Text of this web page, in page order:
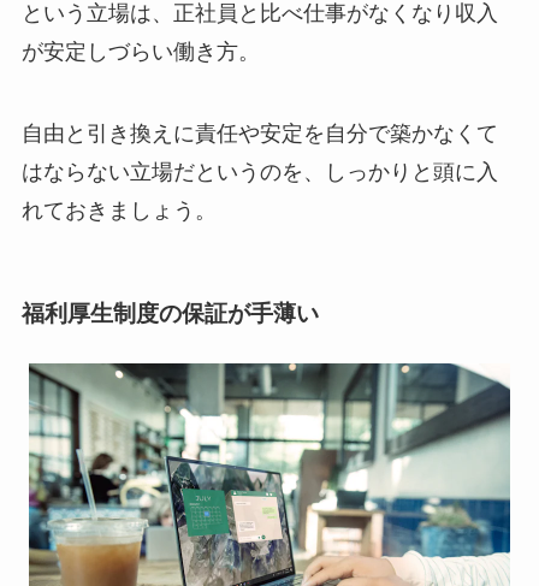
という立場は、正社員と比べ仕事がなくなり収入
が安定しづらい働き方。
自由と引き換えに責任や安定を自分で築かなくて
はならない立場だというのを、しっかりと頭に入
れておきましょう。
福利厚生制度の保証が手薄い